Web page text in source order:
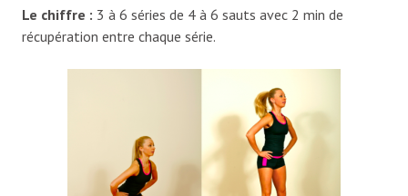
Le chiffre : 3 à 6 séries de 4 à 6 sauts avec 2 min de
récupération entre chaque série.